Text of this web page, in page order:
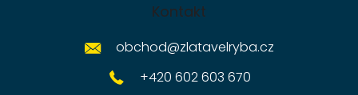
Kontakt
obchod@zlatavelryba.cz
+420 602 603 670